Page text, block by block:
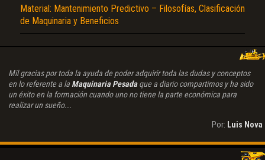
Material: Mantenimiento Predictivo – Filosofías, Clasificación
de Maquinaria y Beneficios
Mil gracias por toda la ayuda de poder adquirir toda las dudas y conceptos
en lo referente a la Maquinaria Pesadaque a diario compartimos y ha sido
un éxito en la formación cuando uno no tiene la parte económica para
realizar un sueño...
Por: Luis Nova